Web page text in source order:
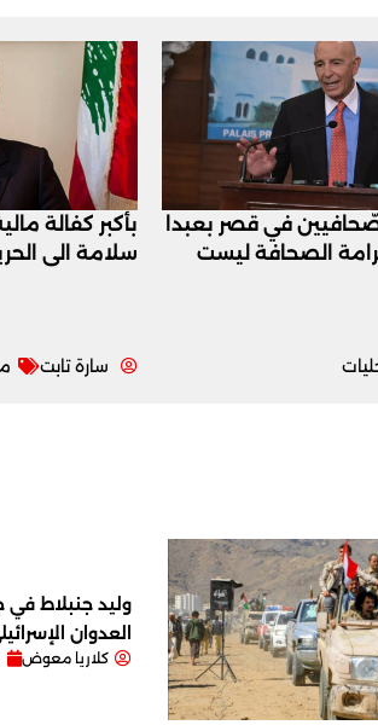
في قصر بعبدا
الصحافة ليست
بأكبر كفالة
سلامة الى
سارة تابت
وليد جنبلاط في
العدوان
كلاريا معوض